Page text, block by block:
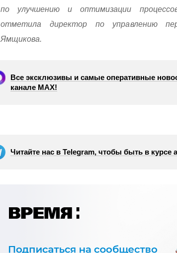
по улучшению и оптимизации
отметила директор по управлению
Ямщикова.
Все эксклюзивы и самые оперативные
канале МАХ!
Читайте нас в Telegram, чтобы быть в курсе